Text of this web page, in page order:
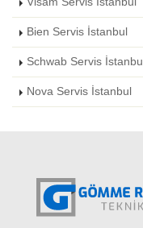
Bien Servis İstanbul
Schwab Servis İstanbul
Nova Servis İstanbul